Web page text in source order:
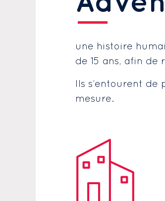
une histoire
de 15 ans, afin de
Ils s’entourent
mesure.